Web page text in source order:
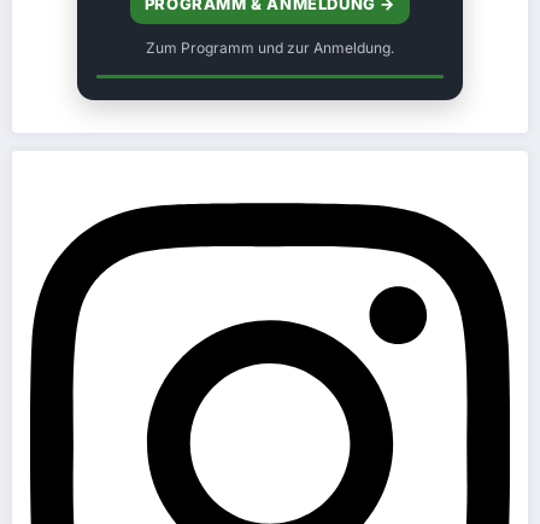
PROGRAMM & ANMELDUNG →
Zum Programm und zur Anmeldung.